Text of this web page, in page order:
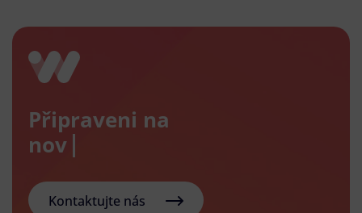
Připraveni na
nový e-
Kontaktujte nás